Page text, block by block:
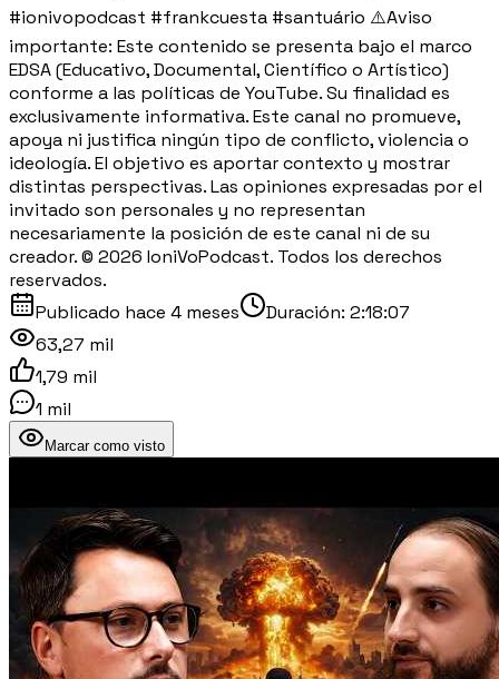
#ionivopodcast #frankcuesta #santuário ⚠️Aviso
importante: Este contenido se presenta bajo el marco
EDSA (Educativo, Documental, Científico o Artístico)
conforme a las políticas de YouTube. Su finalidad es
exclusivamente informativa. Este canal no promueve,
apoya ni justifica ningún tipo de conflicto, violencia o
ideología. El objetivo es aportar contexto y mostrar
distintas perspectivas. Las opiniones expresadas por el
invitado son personales y no representan
necesariamente la posición de este canal ni de su
creador. © 2026 IoniVoPodcast. Todos los derechos
reservados.
Publicado hace 4 meses Duración: 2:18:07
63,27 mil
1,79 mil
1 mil
Marcar como visto